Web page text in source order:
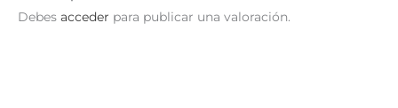
Debes acceder para publicar una valoración.